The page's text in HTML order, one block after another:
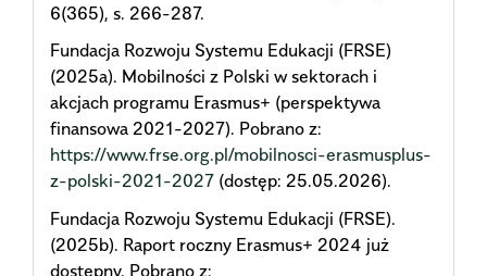
6(365), s. 266-287.
Fundacja Rozwoju Systemu Edukacji (FRSE)
(2025a). Mobilności z Polski w sektorach i
akcjach programu Erasmus+ (perspektywa
finansowa 2021-2027). Pobrano z:
https://www.frse.org.pl/mobilnosci-erasmusplus-
z-polski-2021-2027 (dostęp: 25.05.2026).
Fundacja Rozwoju Systemu Edukacji (FRSE).
(2025b). Raport roczny Erasmus+ 2024 już
dostępny. Pobrano z: